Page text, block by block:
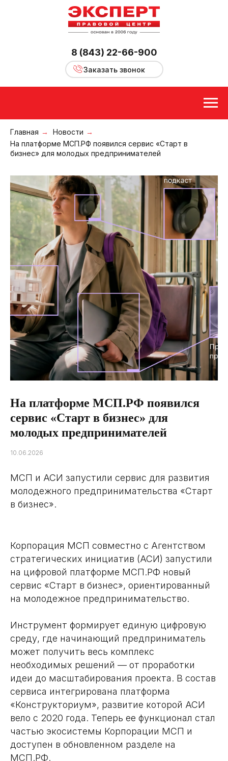
8 (843) 22-66-900
Заказать звонок
Главная → Новости →
На платформе МСП.РФ появился сервис «Старт в
бизнес» для молодых предпринимателей
На платформе МСП.РФ появился
сервис «Старт в бизнес» для
молодых предпринимателей
10.06.2026
МСП и АСИ запустили сервис для развития
молодежного предпринимательства «Старт
в бизнес».
Корпорация МСП совместно с Агентством
стратегических инициатив (АСИ) запустили
на цифровой платформе МСП.РФ новый
сервис «Старт в бизнес», ориентированный
на молодежное предпринимательство.
Инструмент формирует единую цифровую
среду, где начинающий предприниматель
может получить весь комплекс
необходимых решений — от проработки
идеи до масштабирования проекта. В состав
сервиса интегрирована платформа
«Конструкториум», развитие которой АСИ
вело с 2020 года. Теперь ее функционал стал
частью экосистемы Корпорации МСП и
доступен в обновленном разделе на
МСП.РФ.